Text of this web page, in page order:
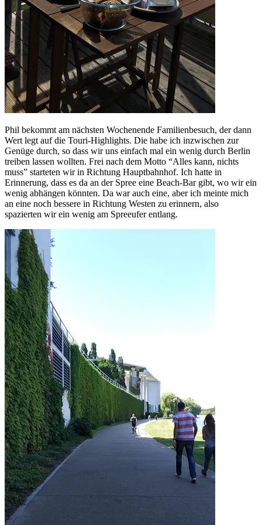
Phil bekommt am nächsten Wochenende Familienbesuch, der dann
Wert legt auf die Touri-Highlights. Die habe ich inzwischen zur
Genüge durch, so dass wir uns einfach mal ein wenig durch Berlin
treiben lassen wollten. Frei nach dem Motto “Alles kann, nichts
muss” starteten wir in Richtung Hauptbahnhof. Ich hatte in
Erinnerung, dass es da an der Spree eine Beach-Bar gibt, wo wir ein
wenig abhängen könnten. Da war auch eine, aber ich meinte mich
an eine noch bessere in Richtung Westen zu erinnern, also
spazierten wir ein wenig am Spreeufer entlang.